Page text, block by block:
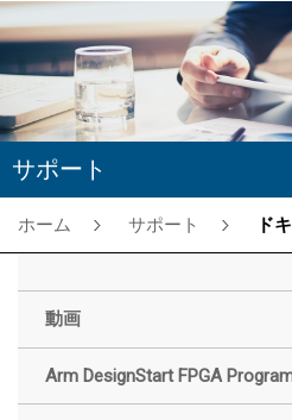
サポート
ホーム サポート ド
動画
Arm DesignStart FPGA